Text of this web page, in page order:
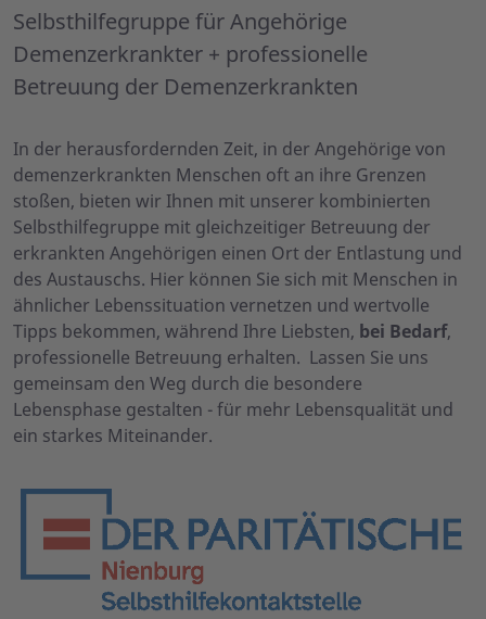
Selbsthilfegruppe für Angehörige
Demenzerkrankter + professionelle
Betreuung der Demenzerkrankten
In der herausfordernden Zeit, in der Angehörige von
demenzerkrankten Menschen oft an ihre Grenzen
stoßen, bieten wir Ihnen mit unserer kombinierten
Selbsthilfegruppe mit gleichzeitiger Betreuung der
erkrankten Angehörigen einen Ort der Entlastung und
des Austauschs. Hier können Sie sich mit Menschen in
ähnlicher Lebenssituation vernetzen und wertvolle
Tipps bekommen, während Ihre Liebsten, bei Bedarf,
professionelle Betreuung erhalten. Lassen Sie uns
gemeinsam den Weg durch die besondere
Lebensphase gestalten - für mehr Lebensqualität und
ein starkes Miteinander.